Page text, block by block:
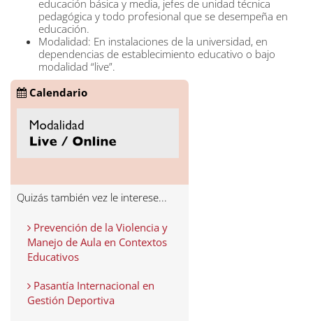
educación básica y media, jefes de unidad técnica
pedagógica y todo profesional que se desempeña en
educación.
Modalidad: En instalaciones de la universidad, en
dependencias de establecimiento educativo o bajo
modalidad “live”.
Calendario
Quizás también vez le interese...
Prevención de la Violencia y
Manejo de Aula en Contextos
Educativos
Pasantía Internacional en
Gestión Deportiva